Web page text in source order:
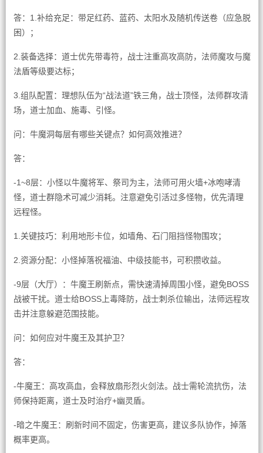
答：1.补给充足：带足红药、蓝药、太阳水及随机传送卷（应急脱
困）；
2.装备选择：道士优先带毒符，战士注重高攻高防，法师魔攻与魔
法盾等级要达标；
3.组队配置：理想队伍为“战法道”铁三角，战士顶怪，法师群攻清
场，道士加血、施毒、引怪。
问：牛魔洞每层有哪些关键点？如何高效推进？
答：
-1~8层：小怪以牛魔将军、祭司为主，法师可用火墙+冰咆哮清
怪，道士群隐术可减少消耗。注意避免引活过多怪物，优先清理
远程怪。
1.关键技巧：利用地形卡位，如墙角、石门阻挡怪物围攻；
2.资源分配：小怪掉落祝福油、中级技能书，可积攒收益。
-9层（大厅）：牛魔王刷新点，需快速清掉周围小怪，避免BOSS
战被干扰。道士给BOSS上毒降防，战士刺杀位输出，法师远程攻
击并注意躲避范围技能。
问：如何应对牛魔王及其护卫？
答：
-牛魔王：高攻高血，会释放扇形烈火剑法。战士需轮流抗伤，法
师保持距离，道士及时治疗+幽灵盾。
-暗之牛魔王：刷新时间不固定，伤害更高，建议多队协作，掉落
概率更高。